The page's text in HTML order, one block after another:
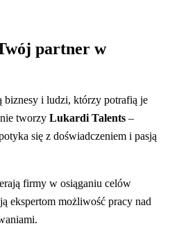
partner w
i ludzi, którzy potrafią je
tworzy Lukardi Talents –
się z doświadczeniem i pasją
firmy w osiąganiu celów
ekspertom możliwość pracy nad